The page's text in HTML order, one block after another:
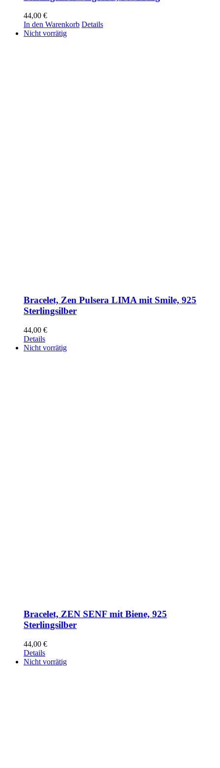
44,00 €
In den Warenkorb Details
Nicht vorrätig
Bracelet, Zen Pulsera LIMA mit Smile, 925
Sterlingsilber
44,00 €
Details
Nicht vorrätig
Bracelet, ZEN SENF mit Biene, 925
Sterlingsilber
44,00 €
Details
Nicht vorrätig